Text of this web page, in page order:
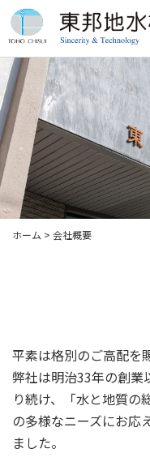
ホーム > 会社概要
平素は格別のご高配を
弊社は明治33年の創業
り続け、「水と地質の
の多様なニーズにお応
ました。